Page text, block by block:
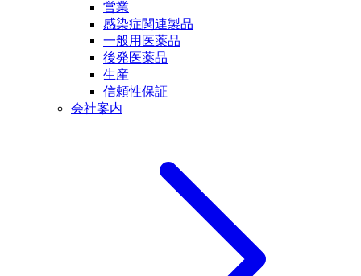
営業
感染症関連製品
一般用医薬品
後発医薬品
生産
信頼性保証
会社案内